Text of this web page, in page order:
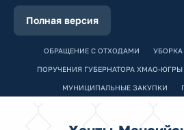
Полная версия
ОБРАЩЕНИЕ С ОТХОДАМИ УБОРКА
ПОРУЧЕНИЯ ГУБЕРНАТОРА ХМАО-ЮГРЫ
МУНИЦИПАЛЬНЫЕ ЗАКУПКИ